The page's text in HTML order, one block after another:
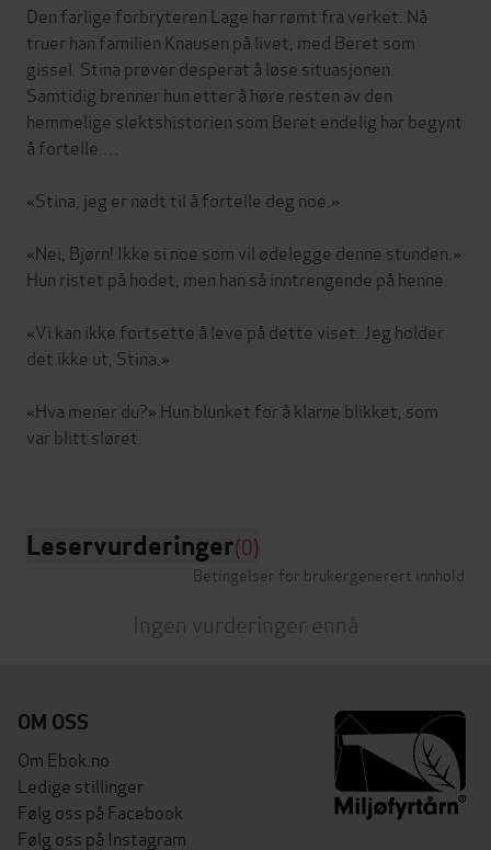
Den farlige forbryteren Lage har rømt fra verket. Nå
truer han familien Knausen på livet, med Beret som
gissel. Stina prøver desperat å løse situasjonen.
Samtidig brenner hun etter å høre resten av den
hemmelige slektshistorien som Beret endelig har begynt
å fortelle …
«Stina, jeg er nødt til å fortelle deg noe.»
«Nei, Bjørn! Ikke si noe som vil ødelegge denne stunden.»
Hun ristet på hodet, men han så inntrengende på henne.
«Vi kan ikke fortsette å leve på dette viset. Jeg holder
det ikke ut, Stina.»
«Hva mener du?» Hun blunket for å klarne blikket, som
var blitt sløret.
Leservurderinger(0)
Betingelser for brukergenerert innhold
Ingen vurderinger ennå
OM OSS
Om Ebok.no
Ledige stillinger
Følg oss på Facebook
Følg oss på Instagram